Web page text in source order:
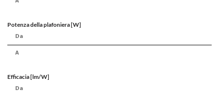
Potenza della plafoniera [W]
Efficacia [lm/W]